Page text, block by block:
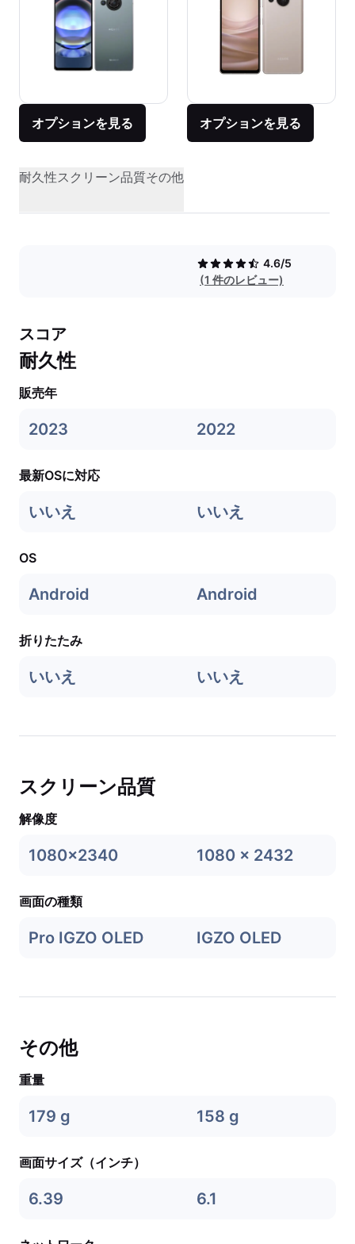
オプションを見る オプションを見る
耐久性スクリーン品質その他
4.6/5
(1 件のレビュー)
スコア
耐久性
販売年
2023 2022
最新OSに対応
いいえ いいえ
OS
Android Android
折りたたみ
いいえ いいえ
スクリーン品質
解像度
1080x2340 1080 x 2432
画面の種類
Pro IGZO OLED IGZO OLED
その他
重量
179 g 158 g
画面サイズ（インチ）
6.39 6.1